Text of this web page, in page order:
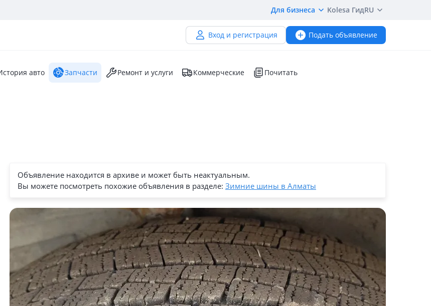
Для бизнеса Kolesa ГидRU
Вход и регистрация Подать объявление
авто Запчасти Ремонт и услуги Коммерческие Почитать
Объявление находится в архиве и может быть неактуальным.
Вы можете посмотреть похожие объявления в разделе: Зимние шины в Алматы